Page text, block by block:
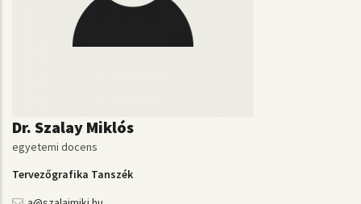
Dr. Szalay Miklós
egyetemi docens
Tervezőgrafika Tanszék